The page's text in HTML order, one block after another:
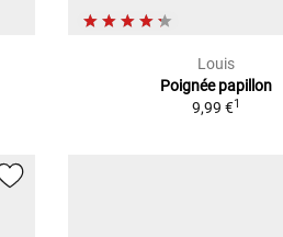
Louis
Poignée papillon
9,99 €1